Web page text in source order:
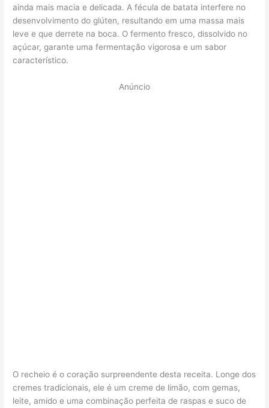
ainda mais macia e delicada. A fécula de batata interfere no
desenvolvimento do glúten, resultando em uma massa mais
leve e que derrete na boca. O fermento fresco, dissolvido no
açúcar, garante uma fermentação vigorosa e um sabor
característico.
Anúncio
O recheio é o coração surpreendente desta receita. Longe dos
cremes tradicionais, ele é um creme de limão, com gemas,
leite, amido e uma combinação perfeita de raspas e suco de